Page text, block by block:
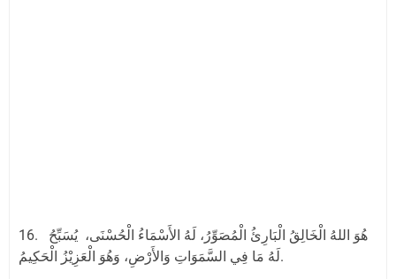
16. هُوَ اللهُ الْخَالِقُ الْبَارِئُ الْمُصَوِّرُ، لَهُ الأَسْمَاءُ الْحُسْنَى، يُسَبِّحُ
لَهُ مَا فِي السَّمَوَاتِ وَالأَرْضِ، وَهُوَ الْعَزِيْزُ الْحَكِيمُ.